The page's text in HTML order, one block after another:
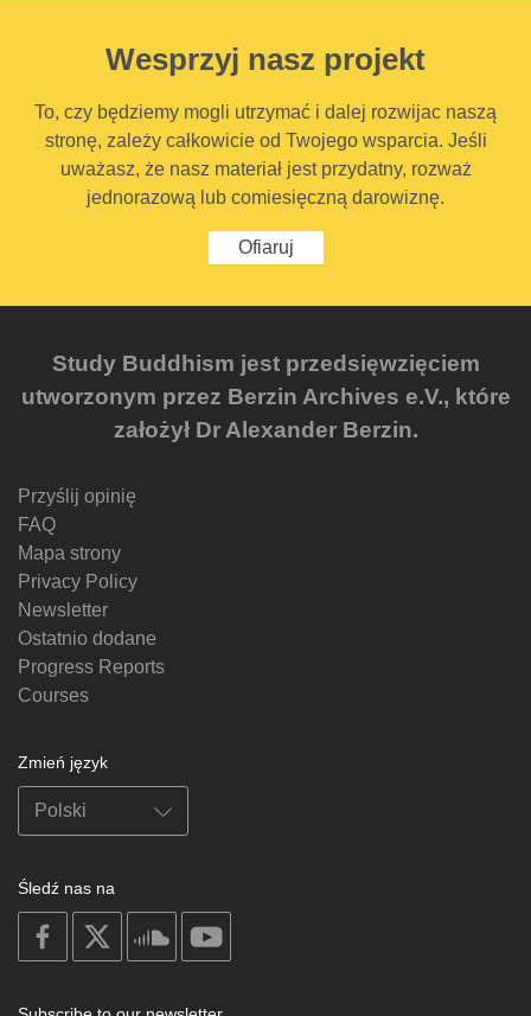
Wesprzyj nasz projekt
To, czy będziemy mogli utrzymać i dalej rozwijac naszą
stronę, zależy całkowicie od Twojego wsparcia. Jeśli
uważasz, że nasz materiał jest przydatny, rozważ
jednorazową lub comiesięczną darowiznę.
Ofiaruj
Study Buddhism jest przedsięwzięciem
utworzonym przez Berzin Archives e.V., które
założył Dr Alexander Berzin.
Przyślij opinię
FAQ
Mapa strony
Privacy Policy
Newsletter
Ostatnio dodane
Progress Reports
Courses
Zmień język
Śledź nas na
on
facebook
soundcloud